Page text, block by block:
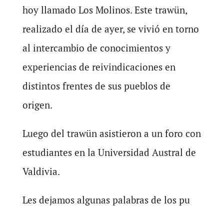
hoy llamado Los Molinos. Este trawün,
realizado el día de ayer, se vivió en torno
al intercambio de conocimientos y
experiencias de reivindicaciones en
distintos frentes de sus pueblos de
origen.
Luego del trawün asistieron a un foro con
estudiantes en la Universidad Austral de
Valdivia.
Les dejamos algunas palabras de los pu